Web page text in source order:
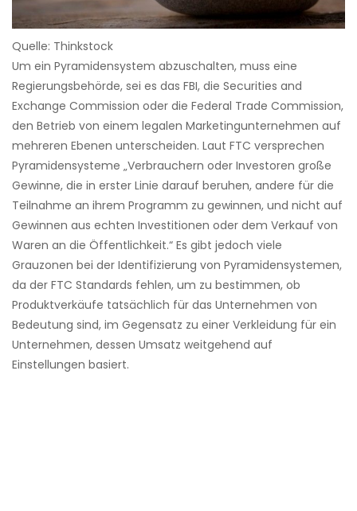
Quelle: Thinkstock
Um ein Pyramidensystem abzuschalten, muss eine
Regierungsbehörde, sei es das FBI, die Securities and
Exchange Commission oder die Federal Trade Commission,
den Betrieb von einem legalen Marketingunternehmen auf
mehreren Ebenen unterscheiden. Laut FTC versprechen
Pyramidensysteme „Verbrauchern oder Investoren große
Gewinne, die in erster Linie darauf beruhen, andere für die
Teilnahme an ihrem Programm zu gewinnen, und nicht auf
Gewinnen aus echten Investitionen oder dem Verkauf von
Waren an die Öffentlichkeit.“ Es gibt jedoch viele
Grauzonen bei der Identifizierung von Pyramidensystemen,
da der FTC Standards fehlen, um zu bestimmen, ob
Produktverkäufe tatsächlich für das Unternehmen von
Bedeutung sind, im Gegensatz zu einer Verkleidung für ein
Unternehmen, dessen Umsatz weitgehend auf
Einstellungen basiert.